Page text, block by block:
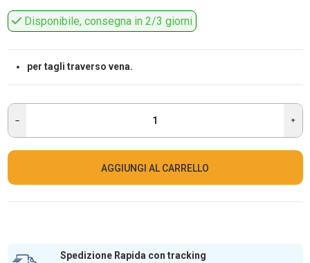
Disponibile, consegna in 2/3 giorni
per tagli traverso vena.
AGGIUNGI AL CARRELLO
Spedizione Rapida con tracking